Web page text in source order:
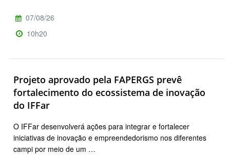
07/08/26
10h20
Projeto aprovado pela FAPERGS prevê
fortalecimento do ecossistema de inovação
do IFFar
O IFFar desenvolverá ações para integrar e fortalecer
iniciativas de inovação e empreendedorismo nos diferentes
campi por meio de um …